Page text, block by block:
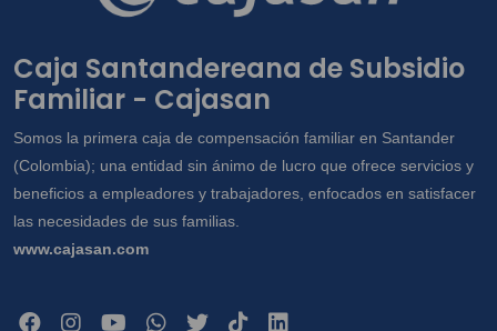
Caja Santandereana de Subsidio
Familiar - Cajasan
Somos la primera caja de compensación familiar en Santander
(Colombia); una entidad sin ánimo de lucro que ofrece servicios y
beneficios a empleadores y trabajadores, enfocados en satisfacer
las necesidades de sus familias.
www.cajasan.com